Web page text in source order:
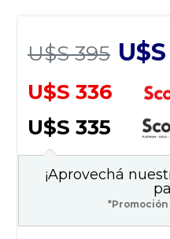
U$S 395
U$S 336
U$S 335
¡Aprovechá
*Promoción